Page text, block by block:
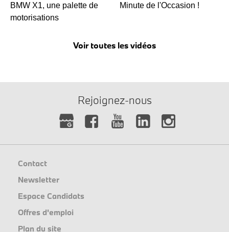
BMW X1, une palette de
motorisations
Minute de l'Occasion !
Voir toutes les vidéos
Rejoignez-nous
Contact
Newsletter
Espace Candidats
Offres d'emploi
Plan du site